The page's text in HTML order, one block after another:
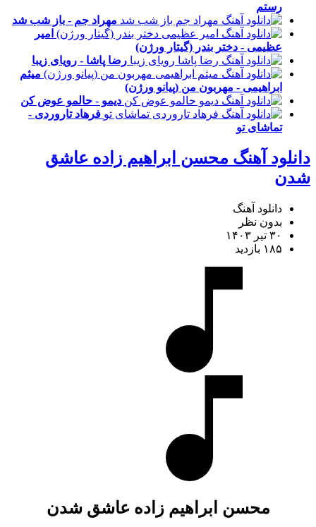
رستم
مهراد جم - باز شب شد
امیر
عظیمی - دختر بندر (گیتار ورژن)
رضا پاشا - رویای زیبا
میثم
ابراهیمی - مهربون من (پیانو ورژن)
دیمو - حالمو عوض کن
فرهاد تاروردی -
تماشای تو
دانلود آهنگ محسن ابراهیم زاده عاشق
شدن
دانلود آهنگ
بدون نظر
۳۰ تیر ۱۴۰۳
۱۸۵ بازدید
محسن ابراهیم زاده عاشق شدن